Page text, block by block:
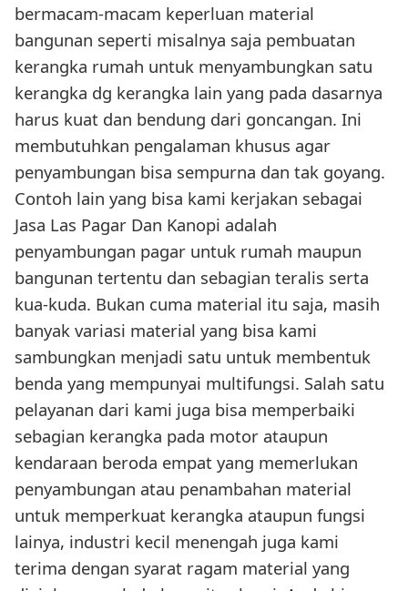
bermacam-macam keperluan material
bangunan seperti misalnya saja pembuatan
kerangka rumah untuk menyambungkan satu
kerangka dg kerangka lain yang pada dasarnya
harus kuat dan bendung dari goncangan. Ini
membutuhkan pengalaman khusus agar
penyambungan bisa sempurna dan tak goyang.
Contoh lain yang bisa kami kerjakan sebagai
Jasa Las Pagar Dan Kanopi adalah
penyambungan pagar untuk rumah maupun
bangunan tertentu dan sebagian teralis serta
kua-kuda. Bukan cuma material itu saja, masih
banyak variasi material yang bisa kami
sambungkan menjadi satu untuk membentuk
benda yang mempunyai multifungsi. Salah satu
pelayanan dari kami juga bisa memperbaiki
sebagian kerangka pada motor ataupun
kendaraan beroda empat yang memerlukan
penyambungan atau penambahan material
untuk memperkuat kerangka ataupun fungsi
lainya, industri kecil menengah juga kami
terima dengan syarat ragam material yang